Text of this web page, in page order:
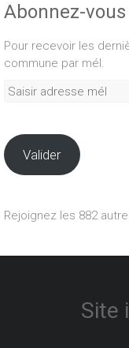
Abonnez-vous
Pour recevoir les
commune par mél.
Saisir
Valider
Rejoignez les 882
Site